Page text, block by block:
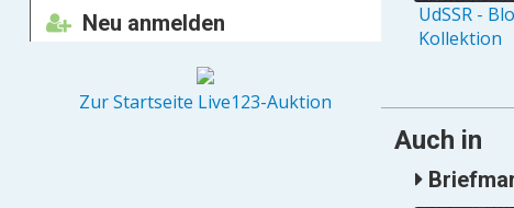
Neu anmelden
Zur Startseite Live123-Auktion
UdSSR -
Kollektion
Auch in